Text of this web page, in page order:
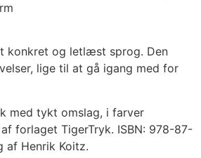
konkret og letlæst sprog. Den
lige til at gå igang med for
med tykt omslag, i farver
forlaget TigerTryk. ISBN: 978-87-
af Henrik Koitz.